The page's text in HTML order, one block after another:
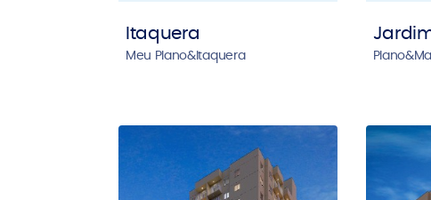
Itaquera
Meu Plano&Itaquera